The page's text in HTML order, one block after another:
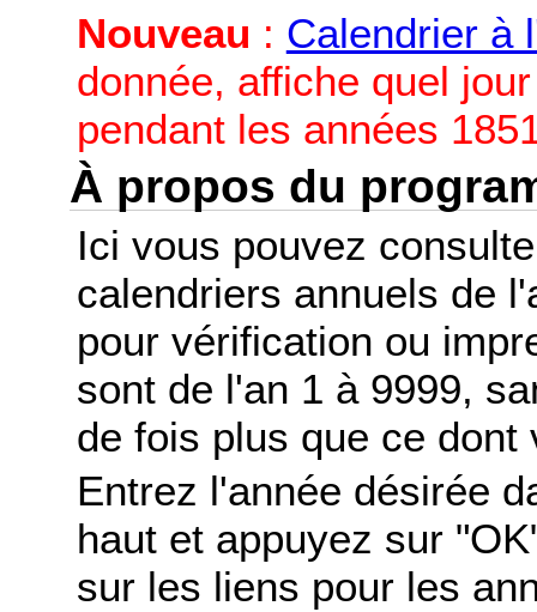
Nouveau : Calendrier à
donnée, affiche quel
pendant les années
À propos du
Ici vous pouvez
calendriers annuels de
pour vérification ou
sont de l'an 1 à 9999,
de fois plus que ce dont
Entrez l'année désirée
haut et appuyez sur
sur les liens pour les